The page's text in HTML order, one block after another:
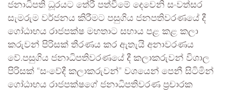
ජනාධිපති ධූරයට තේරී පත්වීමේ දෙවෙනි සංවත්සර
සැමරුම වර්ජනය කිරීමට පසුගිය ජනපතිවරණයේ දී
ගෝඨාභය රාජපක්ෂ මහතාට සහාය පළ කළ කලා
කරුවන් පිරිසක් තීරණය කර ඇතැයි අනාවරණය
වේ.පසුගිය ජනාධිපතිවරණයේ දී කලාකරුවන් විශාල
පිරිසක් “සංවේදී කලාකරුවන්” වශයෙන් පෙනී සිටිමින්
ගෝඨාභය රාජපක්ෂගේ ජනාධිපතිවරණ ප්‍රචාරක